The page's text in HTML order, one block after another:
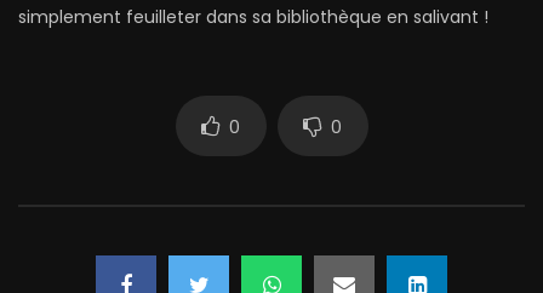
simplement feuilleter dans sa bibliothèque en salivant !
0 0